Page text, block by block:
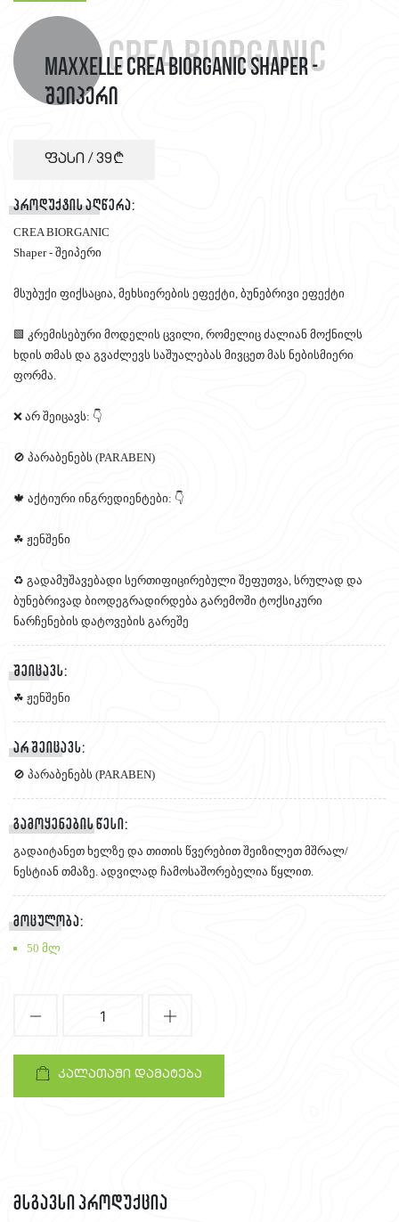
Crea biORGANIC
MAXXelle CREA BIORGANIC Shaper -
შეიპერი
ფასი / 39
პროდუქტის აღწერა:
CREA BIORGANIC
Shaper - შეიპერი
მსუბუქი ფიქსაცია, მეხსიერების ეფექტი, ბუნებრივი ეფექტი
🟩 კრემისებური მოდელის ცვილი, რომელიც ძალიან მოქნილს
ხდის თმას და გვაძლევს საშუალებას მივცეთ მას ნებისმიერი
ფორმა.
❌ არ შეიცავს: 👇
🚫 პარაბენებს (PARABEN)
🍁 აქტიური ინგრედიენტები: 👇
☘ ჟენშენი
♻ გადამუშავებადი სერთიფიცირებული შეფუთვა, სრულად და
ბუნებრივად ბიოდეგრადირდება გარემოში ტოქსიკური
ნარჩენების დატოვების გარეშე
შეიცავს:
☘ ჟენშენი
არ შეიცავს:
🚫 პარაბენებს (PARABEN)
გამოყენების წესი:
გადაიტანეთ ხელზე და თითის წვერებით შეიზილეთ მშრალ/
ნესტიან თმაზე. ადვილად ჩამოსაშორებელია წყლით.
მოცულობა:
50 მლ
1
კალათაში დამატება
მსგავსი პროდუქცია